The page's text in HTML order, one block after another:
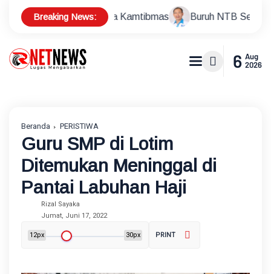
Breaking News:
dan Jaga Kamtibmas Buruh NTB Serukan Persatuan dan
6 Aug
2026
Beranda PERISTIWA
Guru SMP di Lotim
Ditemukan Meninggal di
Pantai Labuhan Haji
Rizal Sayaka
Jumat, Juni 17, 2022
12px 30px PRINT